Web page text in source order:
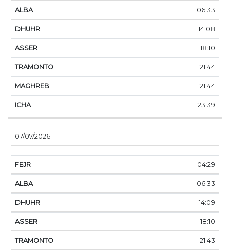
06:33
14:08
18:10
21:44
21:44
23:39
07/07/2026
04:29
06:33
14:09
18:10
21:43